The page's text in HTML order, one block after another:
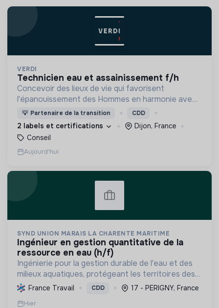
VERDI
technicien eau et assainissement f/h
Concevoir des lieux de vie qui favorisent
l'épanouissement des Hommes en harmonie avec
leur environnement.
💡 Partenaire de la transition CDD
2 labels et certifications
Dijon, France
Conseil
Aujourd'hui
SYND UNION MARAIS LA CHARENTE MARITIME
ingénieur en gestion quantitative de la
ressource en eau (h/f)
Ingénierie pour la gestion durable de l'eau et des
milieux aquatiques, protégeant les territoires des
inondations et préservant la biodiversité des
marais et zones humides en Charente-Maritime.
France Travail CDD 17 - PERIGNY, France
Hier